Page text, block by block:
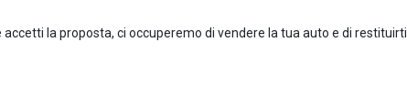
la proposta, ci occuperemo di vendere la tua auto e di restituirti